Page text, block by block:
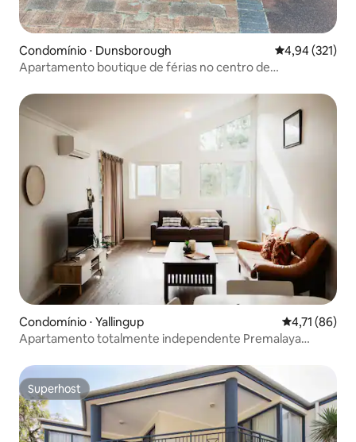
Condomínio ⋅ Dunsborough 4,94 de uma
4,94 (321)
Apartamento boutique de férias no centro de
Condomínio ⋅ Yallingup 4,71 de uma
4,71 (86)
Apartamento totalmente independente Premalaya
Superhost
Superhost